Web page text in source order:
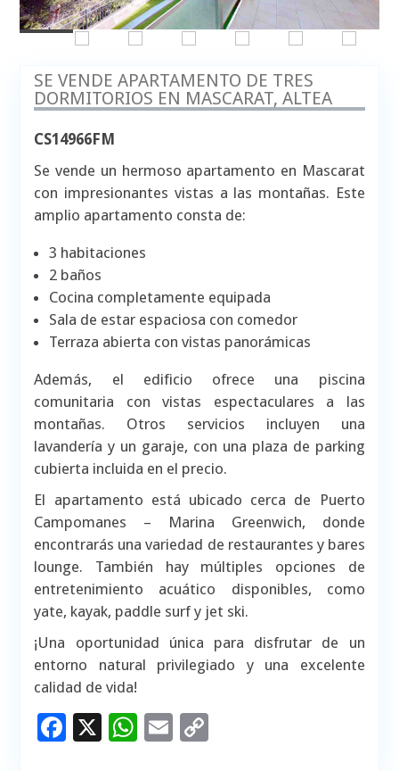
SE VENDE APARTAMENTO DE TRES
DORMITORIOS EN MASCARAT, ALTEA
CS14966FM
Se vende un hermoso apartamento en Mascarat
con impresionantes vistas a las montañas. Este
amplio apartamento consta de:
3 habitaciones
2 baños
Cocina completamente equipada
Sala de estar espaciosa con comedor
Terraza abierta con vistas panorámicas
Además, el edificio ofrece una piscina
comunitaria con vistas espectaculares a las
montañas. Otros servicios incluyen una
lavandería y un garaje, con una plaza de parking
cubierta incluida en el precio.
El apartamento está ubicado cerca de Puerto
Campomanes – Marina Greenwich, donde
encontrarás una variedad de restaurantes y bares
lounge. También hay múltiples opciones de
entretenimiento acuático disponibles, como
yate, kayak, paddle surf y jet ski.
¡Una oportunidad única para disfrutar de un
entorno natural privilegiado y una excelente
calidad de vida!
Facebook
X WhatsApp
Email